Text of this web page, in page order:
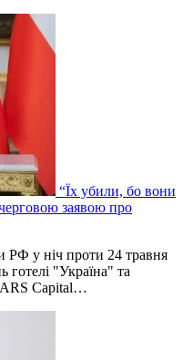
“Їх убили, бо вони
заявою про
РФ у ніч проти 24 травня
готелі "Україна" та
ARS Capital…